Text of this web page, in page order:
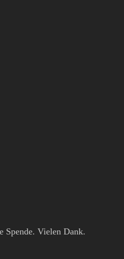
Spende. Vielen Dank.